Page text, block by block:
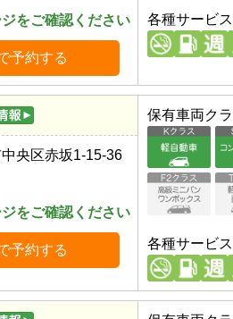
をご確認ください
予約する
各種サービス
央区赤坂1-15-36
をご確認ください
予約する
保有車両ク
各種サービス